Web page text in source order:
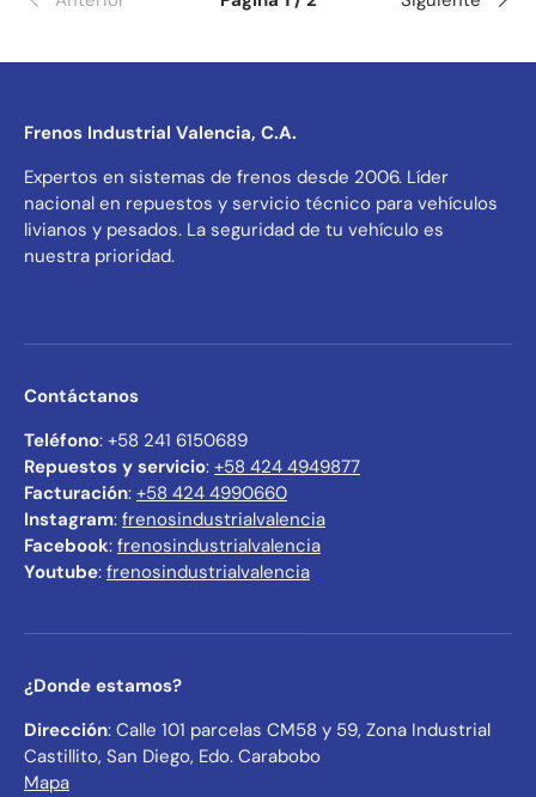
Frenos Industrial Valencia, C.A.
Expertos en sistemas de frenos desde 2006. Líder
nacional en repuestos y servicio técnico para vehículos
livianos y pesados. La seguridad de tu vehículo es
nuestra prioridad.
Contáctanos
Teléfono: +58 241 6150689
Repuestos y servicio: +58 424 4949877
Facturación: +58 424 4990660
Instagram: frenosindustrialvalencia
Facebook: frenosindustrialvalencia
Youtube: frenosindustrialvalencia
¿Donde estamos?
Dirección: Calle 101 parcelas CM58 y 59, Zona Industrial
Castillito, San Diego, Edo. Carabobo
Mapa